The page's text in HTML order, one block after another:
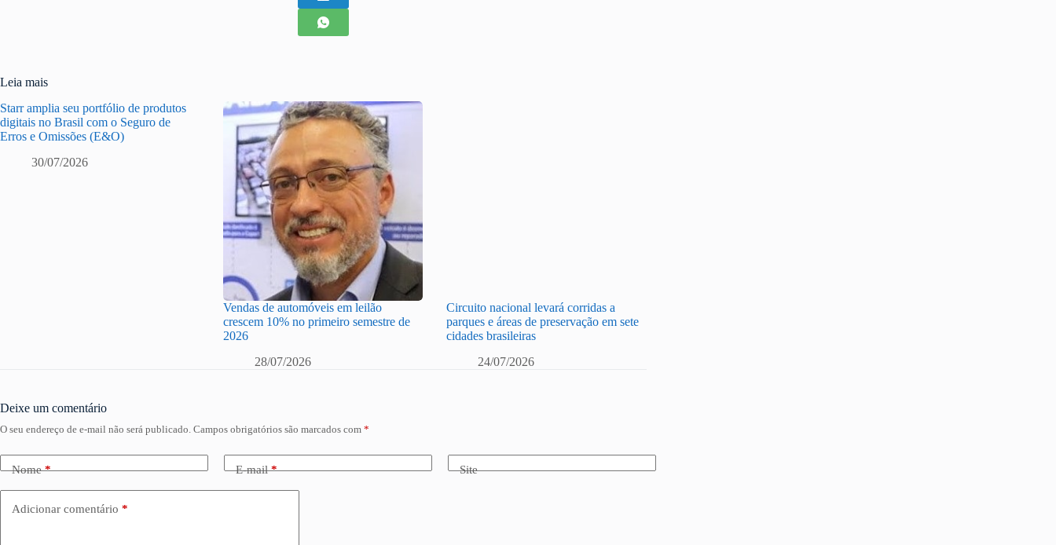
Leia mais
Starr amplia seu portfólio de produtos
digitais no Brasil com o Seguro de
Erros e Omissões (E&O)
30/07/2026
Vendas de automóveis em leilão
crescem 10% no primeiro semestre de
2026
28/07/2026
Circuito nacional levará corridas a
parques e áreas de preservação em sete
cidades brasileiras
24/07/2026
Deixe um comentário
O seu endereço de e-mail não será publicado. Campos obrigatórios são marcados com *
Nome* E-mail* Site
Adicionar comentário *